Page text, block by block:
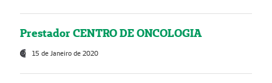
Prestador CENTRO DE ONCOLOGIA
15 de Janeiro de 2020